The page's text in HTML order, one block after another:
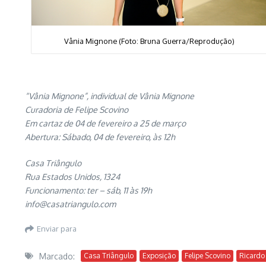
Vânia Mignone (Foto: Bruna Guerra/Reprodução)
“Vânia Mignone”, individual de Vânia Mignone
Curadoria de Felipe Scovino
Em cartaz de 04 de fevereiro a 25 de março
Abertura: Sábado, 04 de fevereiro, às 12h
Casa Triângulo
Rua Estados Unidos, 1324
Funcionamento: ter – sáb, 11 às 19h
info@casatriangulo.com
Enviar para
Marcado: Casa Triângulo Exposição Felipe Scovino